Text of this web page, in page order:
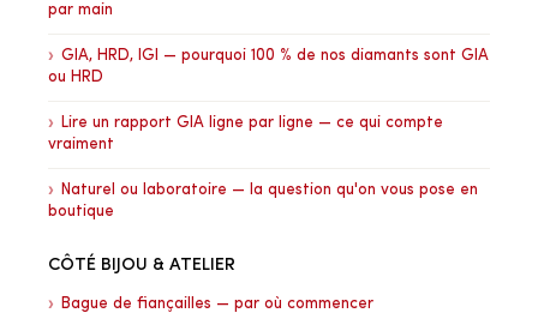
par main
GIA, HRD, IGI — pourquoi 100 % de nos diamants sont GIA
ou HRD
Lire un rapport GIA ligne par ligne — ce qui compte
vraiment
Naturel ou laboratoire — la question qu'on vous pose en
boutique
CÔTÉ BIJOU & ATELIER
Bague de fiançailles — par où commencer